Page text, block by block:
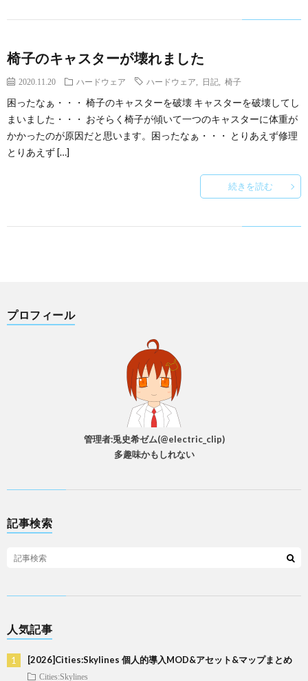
椅子のキャスターが壊れました
2020.11.20 ハードウェア ハードウェア 日記 椅子
困ったなぁ・・・ 椅子のキャスターを破壊 キャスターを破壊してし
まいました・・・ おそらく椅子が傾いて一つのキャスターに体重が
かかったのが原因だと思います。困ったなぁ・・・ とりあえず修理
とりあえず […]
続きを読む
プロフィール
管理者:兎史希ゼム(@electric_clip)
多趣味かもしれない
記事検索
人気記事
[2026]Cities:Skylines 個人的導入MOD&アセット&マップまとめ
Cities:Skylines